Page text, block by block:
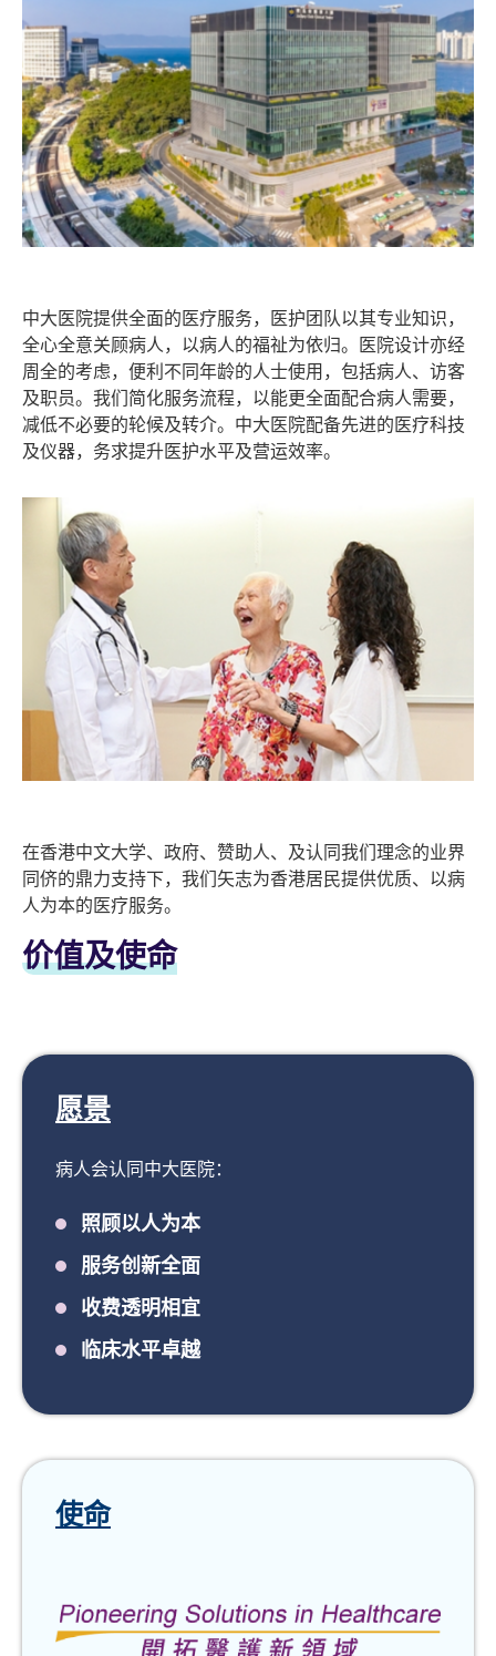
中大医院提供全面的医疗服务，医护团队以其专业知识，
全心全意关顾病人，以病人的福祉为依归。医院设计亦经
周全的考虑，便利不同年龄的人士使用，包括病人、访客
及职员。我们简化服务流程，以能更全面配合病人需要，
减低不必要的轮候及转介。中大医院配备先进的医疗科技
及仪器，务求提升医护水平及营运效率。
在香港中文大学、政府、赞助人、及认同我们理念的业界
同侪的鼎力支持下，我们矢志为香港居民提供优质、以病
人为本的医疗服务。
价值及使命
愿景​​
病人会认同中大医院：
照顾以人为本
服务创新全面
收费透明相宜
临床水平卓越
使命